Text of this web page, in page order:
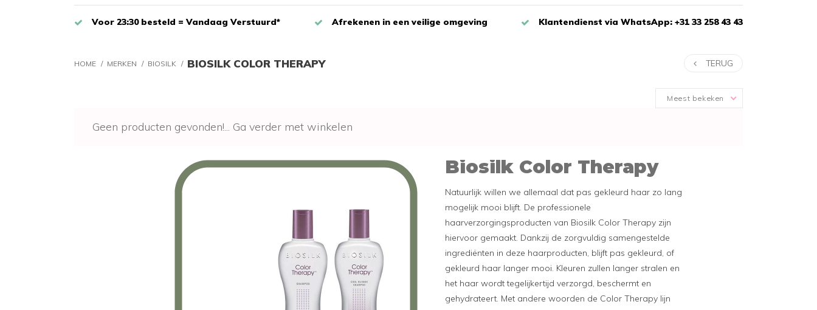
Voor 23:30 besteld = Vandaag Verstuurd* Afrekenen in een veilige omgeving Klantendienst via WhatsApp: +31 33 258 43 43
HOME / MERKEN / BIOSILK / BIOSILK COLOR THERAPY TERUG
Meest bekeken
Geen producten gevonden!... Ga verder met winkelen
Biosilk Color Therapy
Natuurlijk willen we allemaal dat pas gekleurd haar zo lang
mogelijk mooi blijft. De professionele
haarverzorgingsproducten van Biosilk Color Therapy zijn
hiervoor gemaakt. Dankzij de zorgvuldig samengestelde
ingrediënten in deze haarproducten, blijft pas gekleurd, of
gekleurd haar langer mooi. Kleuren zullen langer stralen en
het haar wordt tegelijkertijd verzorgd, beschermt en
gehydrateert. Met andere woorden de Color Therapy lijn